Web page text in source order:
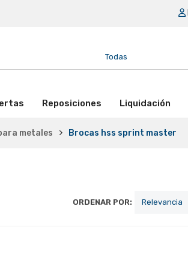
Reposiciones Liquidación
metales Brocas hss sprint master
ORDENAR POR: